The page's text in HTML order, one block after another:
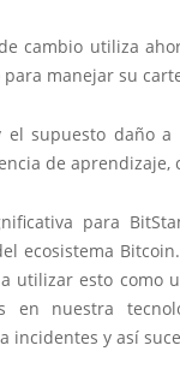
cambio utiliza
para manejar su
supuesto daño
de aprendizaje,
para
ecosistema
utilizar esto como
en nuestra
incidentes y así